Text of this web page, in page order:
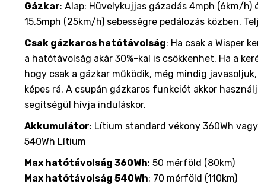
Gázkar: Alap: Hüvelykujjas gázadás 4mph (6km/h)
15.5mph (25km/h) sebességre pedálozás közben.
Csak gázkaros hatótávolság: Ha csak a Wisper
a hatótávolság akár 30%-kal is csökkenhet. Ha a
hogy csak a gázkar működik, még mindig
képes rá. A csupán gázkaros funkciót akkor
segítségül hívja induláskor.
Akkumulátor: Lítium standard vékony 360Wh
540Wh Lítium
Max hatótávolság 360Wh: 50 mérföld (80km)
Max hatótávolság 540Wh: 70 mérföld (110km)